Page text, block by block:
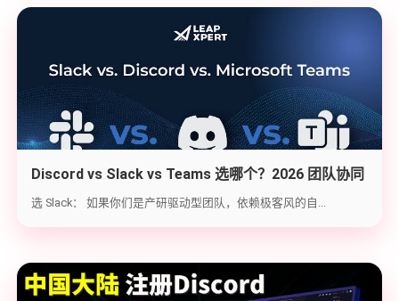
Discord vs Slack vs Teams 选哪个？2026 团队协同
工具实战选型指南
选 Slack： 如果你们是产研驱动型团队，依赖极客风的自...